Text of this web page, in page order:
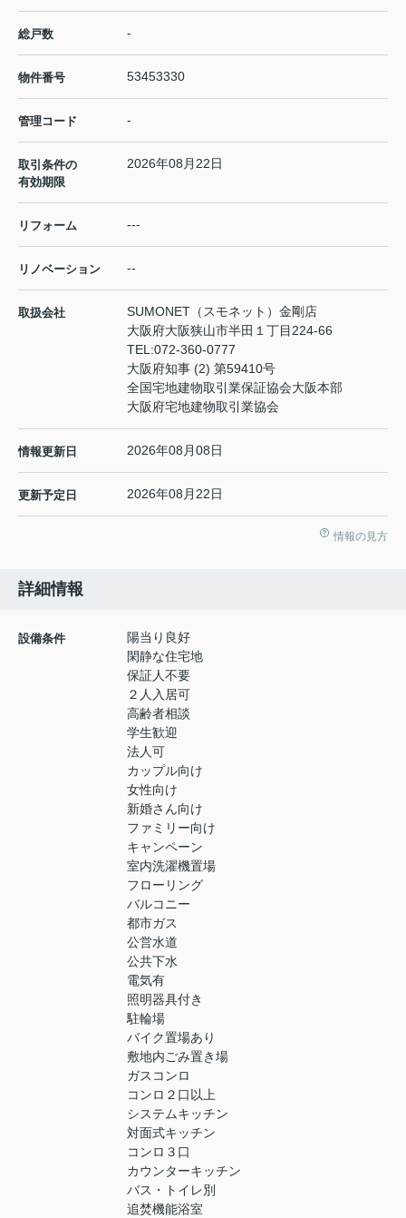
総戸数 -
物件番号 53453330
管理コード -
取引条件の
有効期限
2026年08月22日
リフォーム ---
リノベーション --
取扱会社
SUMONET（スモネット）金剛店
大阪府大阪狭山市半田１丁目224-66
TEL:072-360-0777
大阪府知事 (2) 第59410号
全国宅地建物取引業保証協会大阪本部
大阪府宅地建物取引業協会
情報更新日 2026年08月08日
更新予定日 2026年08月22日
情報の見方
詳細情報
設備条件
陽当り良好
閑静な住宅地
保証人不要
２人入居可
高齢者相談
学生歓迎
法人可
カップル向け
女性向け
新婚さん向け
ファミリー向け
キャンペーン
室内洗濯機置場
フローリング
バルコニー
都市ガス
公営水道
公共下水
電気有
照明器具付き
駐輪場
バイク置場あり
敷地内ごみ置き場
ガスコンロ
コンロ２口以上
システムキッチン
対面式キッチン
コンロ３口
カウンターキッチン
バス・トイレ別
追焚機能浴室